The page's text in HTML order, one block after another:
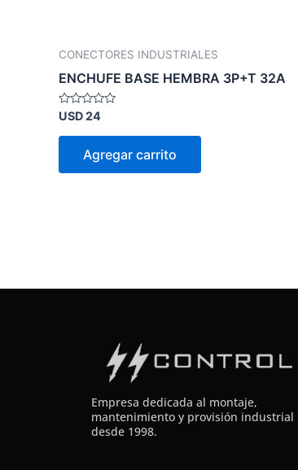
CONECTORES INDUSTRIALES
ENCHUFE BASE HEMBRA 3P+T 32A
Valorado
0
USD24
Agregar carrito
Empresa dedicada al montaje,
mantenimiento y provisión industrial
desde 1998.